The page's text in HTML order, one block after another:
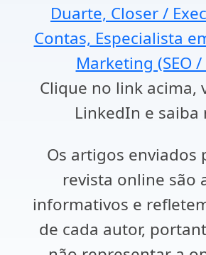
Duarte, Closer /
Contas, Especialista
Marketing (SEO /
Clique no link acima,
LinkedIn e saiba
Os artigos enviados
revista online são
informativos e
de cada autor,